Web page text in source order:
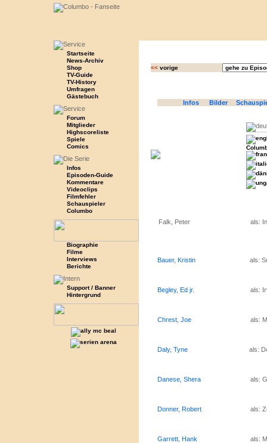
Startseite
News-Archiv
Shop
TV-Guide
TV-History
Umfragen
Gästebuch
Forum
Mitglieder
Highscoreliste
Spiele
Comics
Infos
Episoden-Guide
Kommentare
Videoclips
Filmfehler
Schauspieler
Columbo
Biographie
Filme
Interviews
Berichte
Support / Banner
Hintergrund
<<vorige
Infos Bilder
Falk, Peter als:
Bauer, Kristin als:
Begley, Ed jr. als:
Chrest, Joe als:
Daly, Tyne als:
Danese, Shera als:
Donner, Robert als:
Garrett, Hank als: